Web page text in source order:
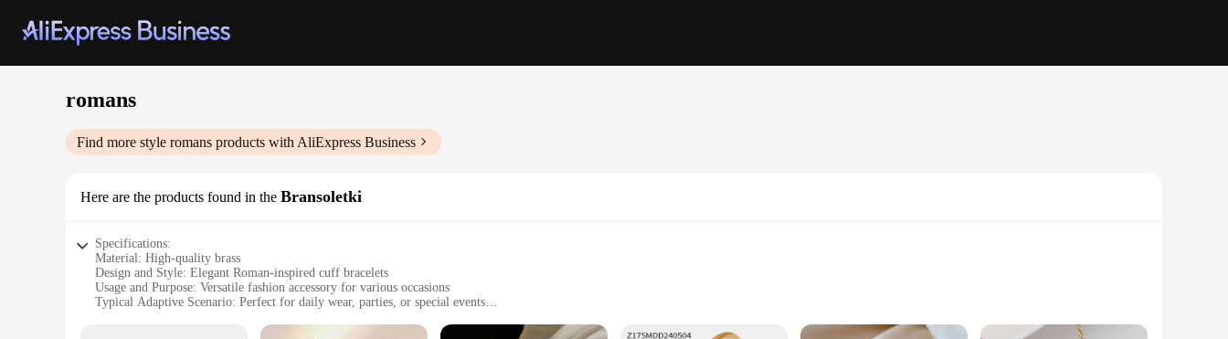
romans
Find more style romans products with AliExpress Business
Here are the products found in the Bransoletki
Specifications:
Material: High-quality brass
Design and Style: Elegant Roman-inspired cuff bracelets
Usage and Purpose: Versatile fashion accessory for various occasions
Typical Adaptive Scenario: Perfect for daily wear, parties, or special events
Performance and Property: Durable and long-lasting, resistant to tarnish